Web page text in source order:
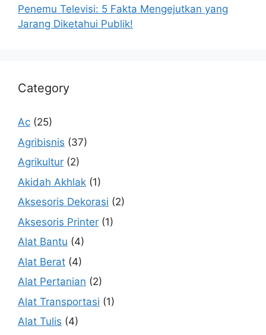
Penemu Televisi: 5 Fakta Mengejutkan yang
Jarang Diketahui Publik!
Category
Ac (25)
Agribisnis (37)
Agrikultur (2)
Akidah Akhlak (1)
Aksesoris Dekorasi (2)
Aksesoris Printer (1)
Alat Bantu (4)
Alat Berat (4)
Alat Pertanian (2)
Alat Transportasi (1)
Alat Tulis (4)